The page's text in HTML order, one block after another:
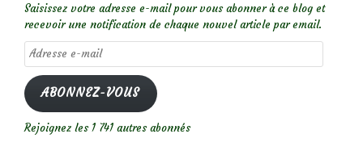
Saisissez votre adresse e-mail pour vous abonner à ce blog et
recevoir une notification de chaque nouvel article par email.
Adresse
e-
mail
ABONNEZ-VOUS
Rejoignez les 1 741 autres abonnés